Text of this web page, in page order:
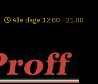
Alle dage 12.00 - 21.00